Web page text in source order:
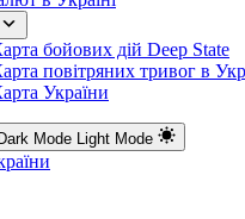
бойових дій Deep State
повітряних тривог в
України
Dark Mode Light Mode